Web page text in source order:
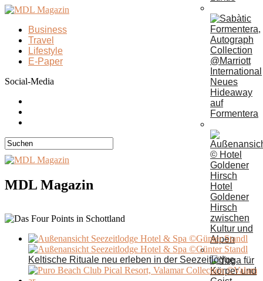
Business
Travel
Lifestyle
E-Paper
Social-Media
MDL Magazin
Neues
Hideaway
auf
Formentera
Hotel
Goldener
Hirsch
zwischen
Kultur und
Alpen
Keltische Rituale neu erleben in der Seezeitlodge